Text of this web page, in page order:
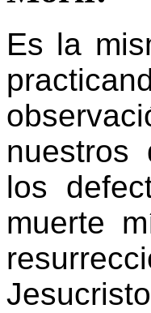
Es la
nuestros
los
muerte